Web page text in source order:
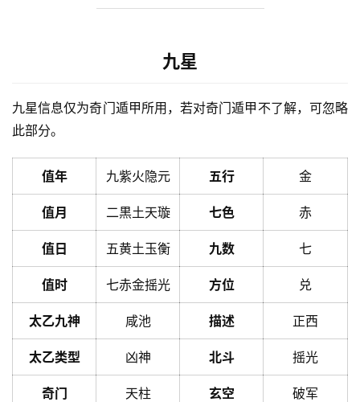
九星
九星信息仅为奇门遁甲所用，若对奇门遁甲不了解，可忽略
此部分。
值年 九紫火隐元 五行 金
值月 二黒土天璇 七色 赤
值日 五黄土玉衡 九数 七
值时 七赤金摇光 方位 兑
太乙九神 咸池 描述 正西
太乙类型 凶神 北斗 摇光
奇门 天柱 玄空 破军